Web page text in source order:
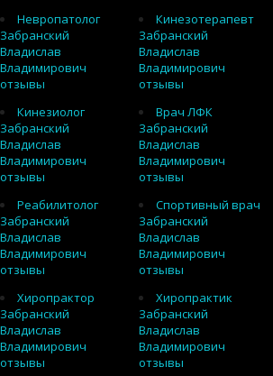
Невропатолог
Забранский
Владислав
Владимирович
отзывы
Кинезотерапевт
Забранский
Владислав
Владимирович
отзывы
Кинезиолог
Забранский
Владислав
Владимирович
отзывы
Врач ЛФК
Забранский
Владислав
Владимирович
отзывы
Реабилитолог
Забранский
Владислав
Владимирович
отзывы
Спортивный врач
Забранский
Владислав
Владимирович
отзывы
Хиропрактор
Забранский
Владислав
Владимирович
отзывы
Хиропрактик
Забранский
Владислав
Владимирович
отзывы